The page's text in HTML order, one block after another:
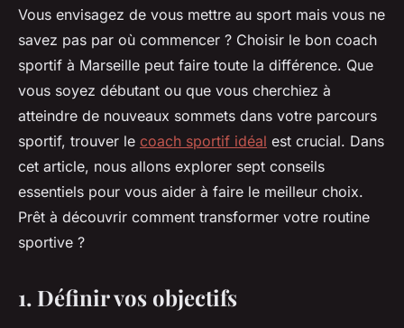
7 conseils pour choisir le
meilleur coach sportif à
marseille
antoine•19 février 2025• 6 min de lecture
Vous envisagez de vous mettre au sport mais vous ne
savez pas par où commencer ? Choisir le bon coach
sportif à Marseille peut faire toute la différence. Que
vous soyez débutant ou que vous cherchiez à
atteindre de nouveaux sommets dans votre parcours
sportif, trouver le coach sportif idéal est crucial. Dans
cet article, nous allons explorer sept conseils
essentiels pour vous aider à faire le meilleur choix.
Prêt à découvrir comment transformer votre routine
sportive ?
1. Définir vos objectifs